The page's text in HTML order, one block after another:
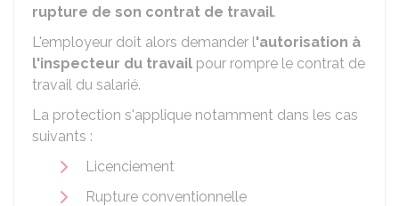
rupture de son contrat de travail.
L'employeur doit alors demander l'autorisation à
l'inspecteur du travail pour rompre le contrat de
travail du salarié.
La protection s'applique notamment dans les cas
suivants :
Licenciement
Rupture conventionnelle